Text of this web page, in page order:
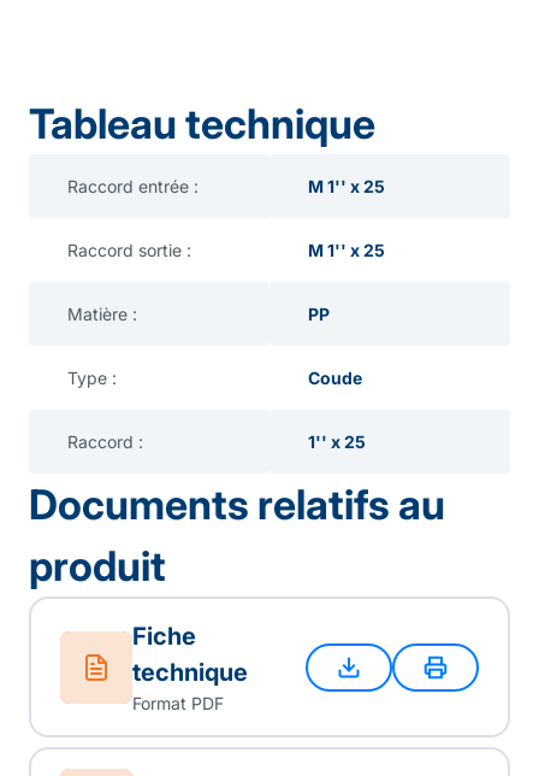
Tableau technique
Raccord entrée : M 1'' x 25
Raccord sortie : M 1'' x 25
Matière : PP
Type : Coude
Raccord : 1'' x 25
Documents relatifs au
produit
Fiche
technique
Format PDF